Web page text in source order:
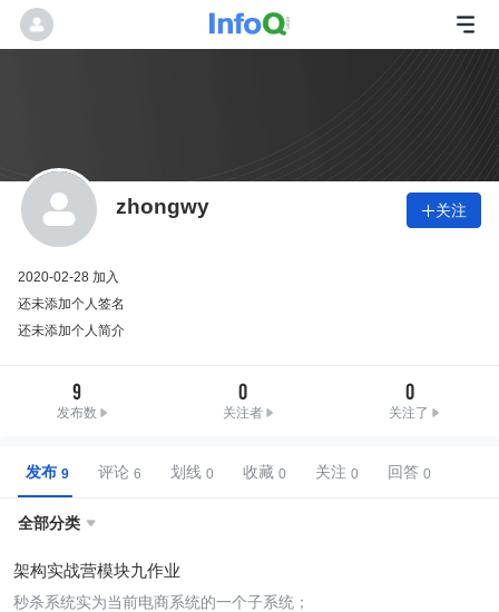
zhongwy 关注
2020-02-28 加入
还未添加个人签名
还未添加个人简介
9
发布数
0
关注者
0
关注了
发布 评论 划线 收藏 关注 回答
全部分类 
架构实战营模块九作业
秒杀系统实为当前电商系统的一个子系统；